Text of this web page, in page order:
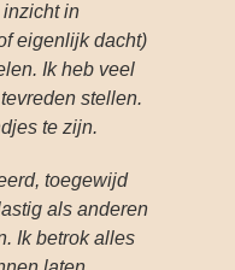
inzicht in
eigenlijk dacht)
Ik heb veel
stellen.
te zijn.
toegewijd
als anderen
Ik betrok alles